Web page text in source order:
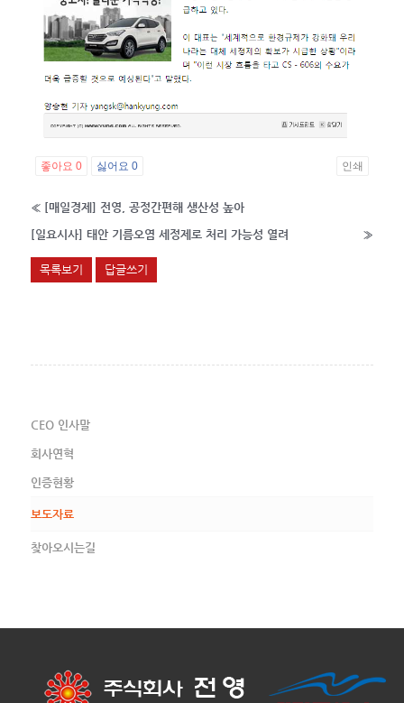
좋아요 0 싫어요 0 인쇄
« [매일경제] 전영, 공정간편해 생산성 높아
[일요시사] 태안 기름오염 세정제로 처리 가능성 열려
»
목록보기 답글쓰기
CEO 인사말
회사연혁
인증현황
보도자료
찾아오시는길